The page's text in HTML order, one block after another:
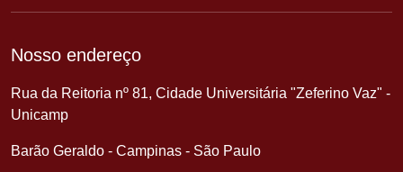
Nosso endereço
Rua da Reitoria nº 81, Cidade Universitária "Zeferino Vaz" -
Unicamp
Barão Geraldo - Campinas - São Paulo